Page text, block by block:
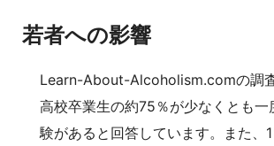
若者への影響
Learn-About-Alcoholism.comの調査
高校卒業生の約75％が少なくとも一
験があると回答しています。また、